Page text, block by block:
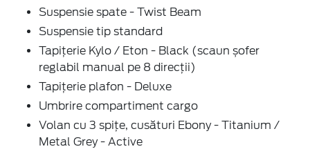
Suspensie spate - Twist Beam
Suspensie tip standard
Tapițerie Kylo / Eton - Black (scaun șofer
reglabil manual pe 8 direcții)
Tapițerie plafon - Deluxe
Umbrire compartiment cargo
Volan cu 3 spițe, cusături Ebony - Titanium /
Metal Grey - Active